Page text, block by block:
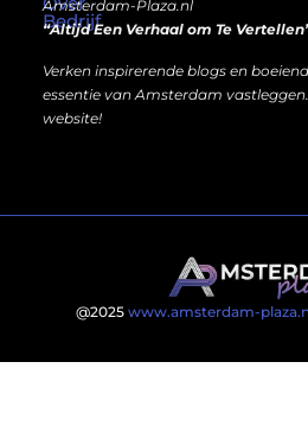
Bedrijf
Amsterdam-Plaza.nl
“Altijd Een Verhaal om Te
Verken inspirerende blogs en
essentie van Amsterdam
website!
@2025 www.amsterdam-